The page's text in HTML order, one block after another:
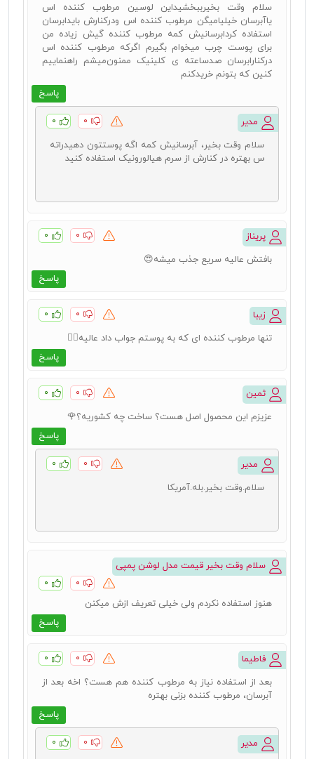
پاسخ
سلام وقت بخیرببخشیداین لوسین مرطوب کننده اس
یاآبرسان خیلیامیگن مرطوب کننده اس ودرکنارش بایدابرسان
استفاده کردابرسانیش کمه مرطوب کننده گیش زیاده من
برای پوست چرب میخوام بگیرم اگرکه مرطوب کننده اس
درکنارابرسان صدساعته ی کلینیک ممنون‌میشم راهنماییم
کنین که بتونم خریدکنم
مدیر ۰ ۰
سلام وقت بخیر، آبرسانیش کمه اگه پوستتون دهیدراته
س بهتره در کنارش از سرم هیالورونیک استفاده کنید
پریناز ۰ ۰
پاسخ
بافتش عالیه سریع جذب میشه😍
زیبا ۰ ۰
پاسخ
تنها مرطوب کننده ای که به پوستم جواب داد عالیه👍🏻
ثمین ۰ ۰
پاسخ
عزیزم این محصول اصل هست؟ ساخت چه کشوریه؟🌹
مدیر ۰ ۰
سلام.وقت بخیر.بله.آمریکا
سلام وقت بخیر قیمت مدل لوشن پمپی
۰ ۰
پاسخ
هنوز استفاده نکردم ولی خیلی تعریف ازش میکنن
فاطیما ۰ ۰
پاسخ
بعد از استفاده نیاز به مرطوب کننده هم هست؟ اخه بعد از
آبرسان، مرطوب کننده بزنی بهتره
مدیر ۰ ۰